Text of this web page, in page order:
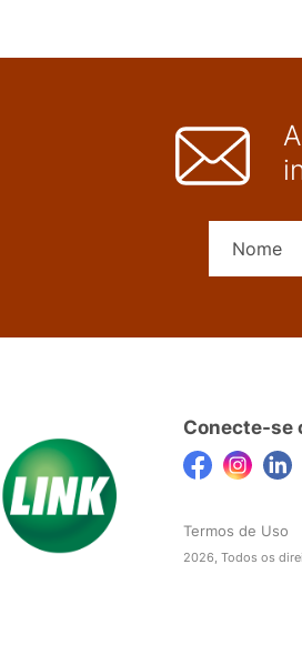
Conecte-se
Termos de Uso
2026, Todos os